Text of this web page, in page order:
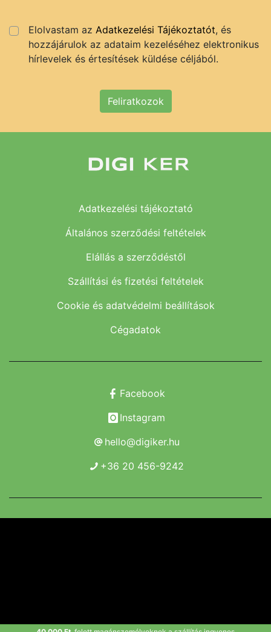
Elolvastam az Adatkezelési Tájékoztatót, és
hozzájárulok az adataim kezeléséhez elektronikus
hírlevelek és értesítések küldése céljából.
Feliratkozok
Adatkezelési tájékoztató
Általános szerződési feltételek
Elállás a szerződéstől
Szállítási és fizetési feltételek
Cookie és adatvédelmi beállítások
Cégadatok
Facebook
Instagram
hello@digiker.hu
+36 20 456-9242